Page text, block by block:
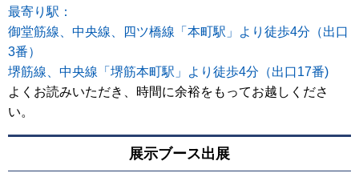
最寄り駅：
御堂筋線、中央線、四ツ橋線「本町駅」より徒歩4分（出口
3番）
堺筋線、中央線「堺筋本町駅」より徒歩4分（出口17番)
よくお読みいただき、時間に余裕をもってお越しくださ
い。
展示ブース出展